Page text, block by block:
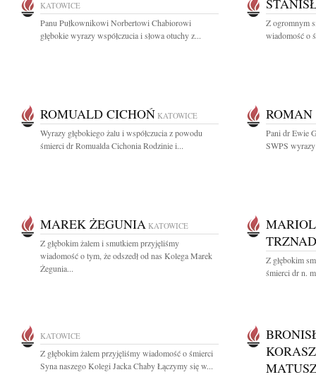
KATOWICE
Panu Pułkownikowi Norbertowi Chabiorowi
głębokie wyrazy współczucia i słowa otuchy z...
Z ogromnym
wiadomość o
ROMUALD CICHOŃ KATOWICE
Wyrazy głębokiego żalu i współczucia z powodu
śmierci dr Romualda Cichonia Rodzinie i...
ROMAN
Pani dr Ewie
SWPS wyrazy
MAREK ŻEGUNIA KATOWICE
Z głębokim żalem i smutkiem przyjęliśmy
wiadomość o tym, że odszedł od nas Kolega Marek
Żegunia...
Z głębokim
śmierci dr n.
KATOWICE
Z głębokim żalem przyjęliśmy wiadomość o śmierci
Syna naszego Kolegi Jacka Chaby Łączymy się w...